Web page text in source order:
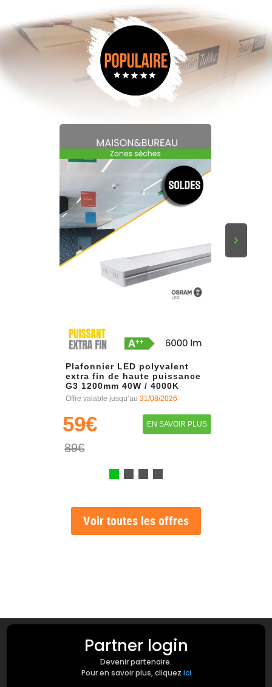
Plafonnier LED polyvalent
extra fin de haute puissance
G3 1200mm 40W / 4000K
Offre valable jusqu’au31/08/2026
59€ EN SAVOIR PLUS
89€
Voir toutes les offres
Partner login
Devenir partenaire.
Pour en savoir plus, cliquez ici